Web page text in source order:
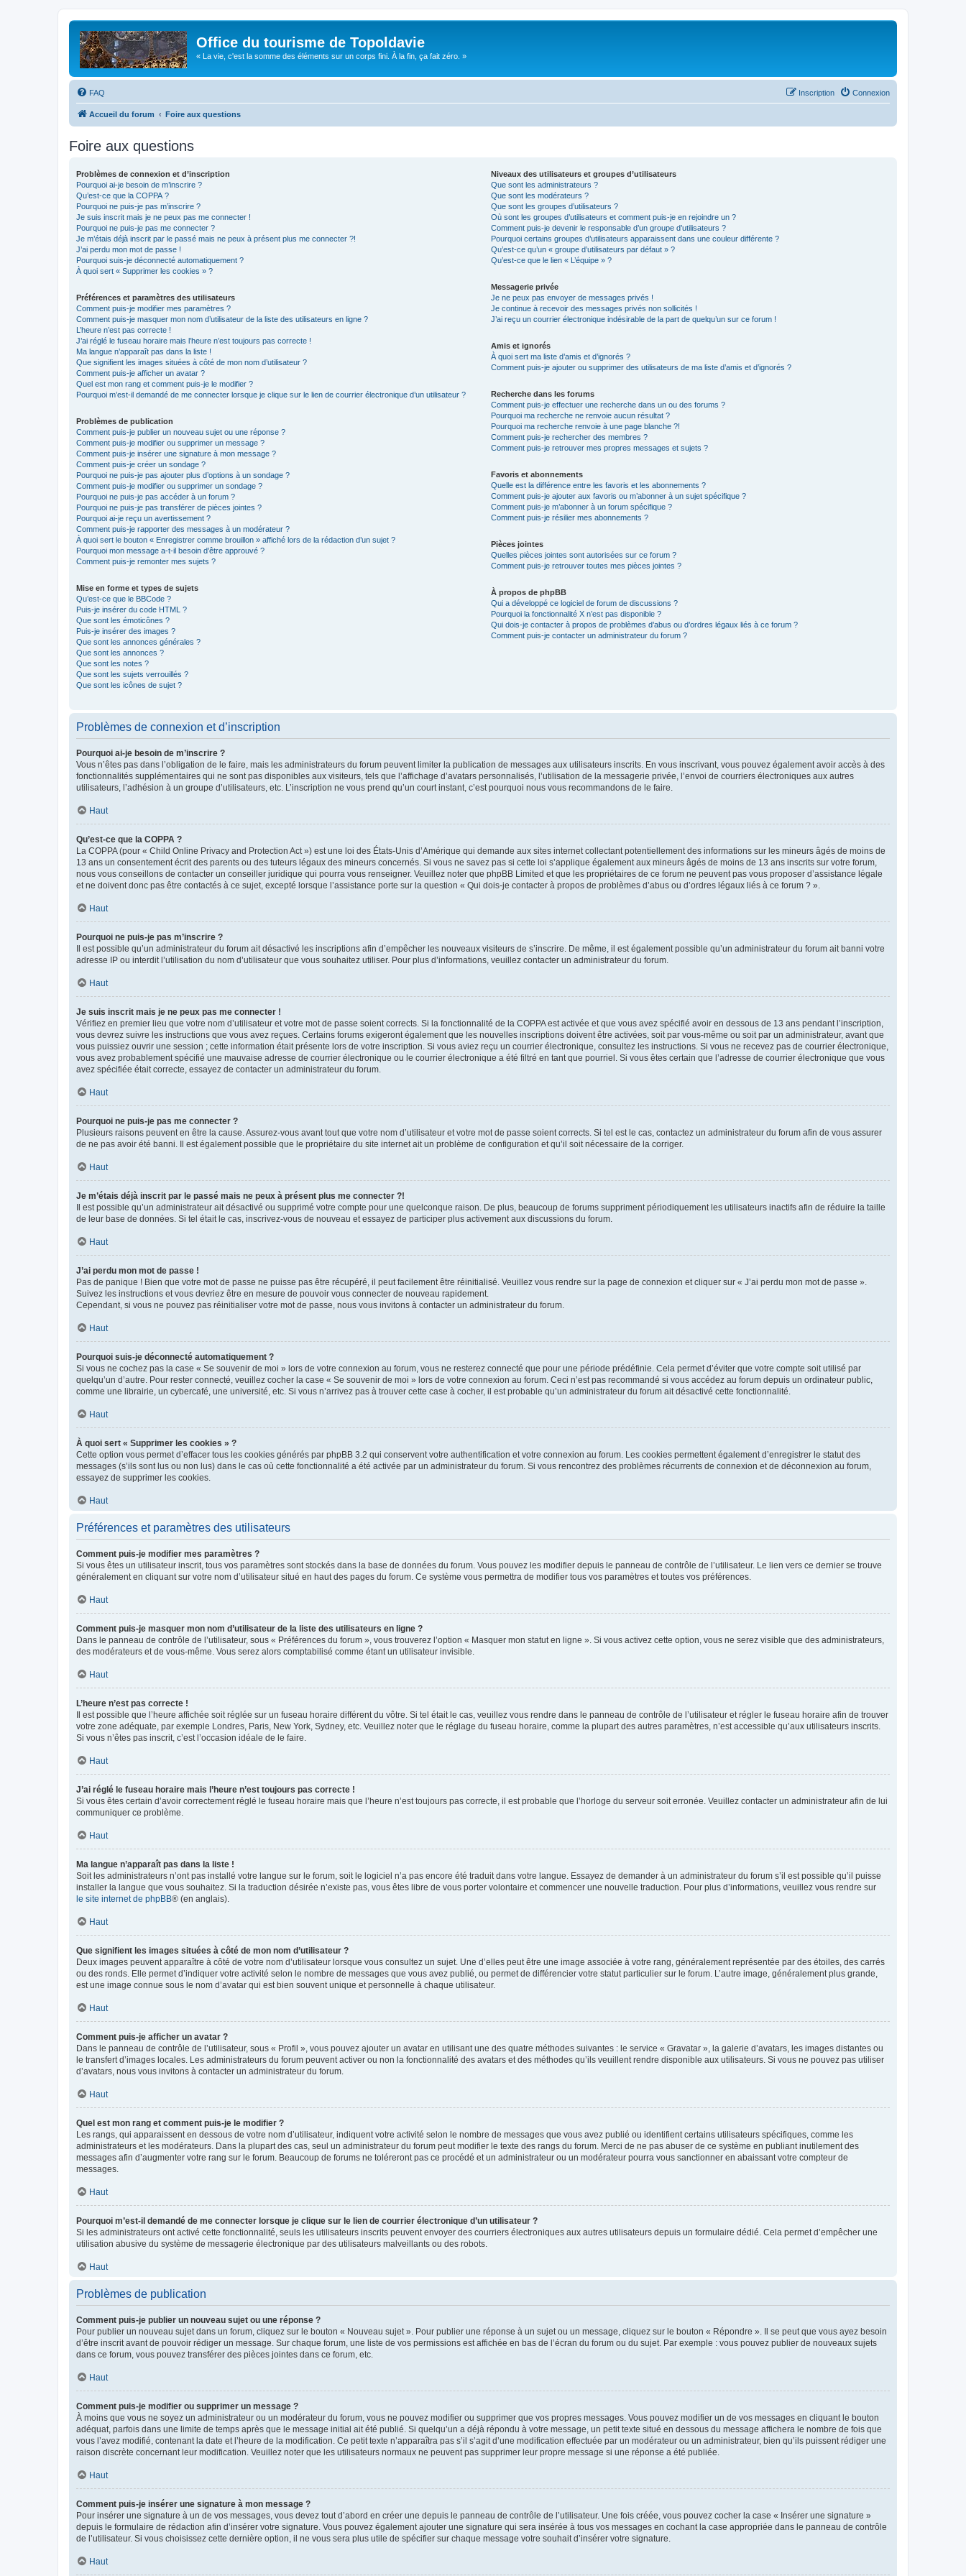
Office du tourisme de Topoldavie
« La vie, c'est la somme des éléments sur un corps fini. À la fin, ça fait zéro. »
FAQ Connexion
Inscription
Accueil du forum Foire aux questions
Foire aux questions
Problèmes de connexion et d’inscription
Pourquoi ai-je besoin de m’inscrire ?
Qu’est-ce que la COPPA ?
Pourquoi ne puis-je pas m’inscrire ?
Je suis inscrit mais je ne peux pas me connecter !
Pourquoi ne puis-je pas me connecter ?
Je m’étais déjà inscrit par le passé mais ne peux à présent plus me connecter ?!
J’ai perdu mon mot de passe !
Pourquoi suis-je déconnecté automatiquement ?
À quoi sert « Supprimer les cookies » ?
Préférences et paramètres des utilisateurs
Comment puis-je modifier mes paramètres ?
Comment puis-je masquer mon nom d’utilisateur de la liste des utilisateurs en ligne ?
L’heure n’est pas correcte !
J’ai réglé le fuseau horaire mais l’heure n’est toujours pas correcte !
Ma langue n’apparaît pas dans la liste !
Que signifient les images situées à côté de mon nom d’utilisateur ?
Comment puis-je afficher un avatar ?
Quel est mon rang et comment puis-je le modifier ?
Pourquoi m’est-il demandé de me connecter lorsque je clique sur le lien de courrier électronique d’un utilisateur ?
Problèmes de publication
Comment puis-je publier un nouveau sujet ou une réponse ?
Comment puis-je modifier ou supprimer un message ?
Comment puis-je insérer une signature à mon message ?
Comment puis-je créer un sondage ?
Pourquoi ne puis-je pas ajouter plus d’options à un sondage ?
Comment puis-je modifier ou supprimer un sondage ?
Pourquoi ne puis-je pas accéder à un forum ?
Pourquoi ne puis-je pas transférer de pièces jointes ?
Pourquoi ai-je reçu un avertissement ?
Comment puis-je rapporter des messages à un modérateur ?
À quoi sert le bouton « Enregistrer comme brouillon » affiché lors de la rédaction d’un sujet ?
Pourquoi mon message a-t-il besoin d’être approuvé ?
Comment puis-je remonter mes sujets ?
Mise en forme et types de sujets
Qu’est-ce que le BBCode ?
Puis-je insérer du code HTML ?
Que sont les émoticônes ?
Puis-je insérer des images ?
Que sont les annonces générales ?
Que sont les annonces ?
Que sont les notes ?
Que sont les sujets verrouillés ?
Que sont les icônes de sujet ?
Niveaux des utilisateurs et groupes d’utilisateurs
Que sont les administrateurs ?
Que sont les modérateurs ?
Que sont les groupes d’utilisateurs ?
Où sont les groupes d’utilisateurs et comment puis-je en rejoindre un ?
Comment puis-je devenir le responsable d’un groupe d’utilisateurs ?
Pourquoi certains groupes d’utilisateurs apparaissent dans une couleur différente ?
Qu’est-ce qu’un « groupe d’utilisateurs par défaut » ?
Qu’est-ce que le lien « L’équipe » ?
Messagerie privée
Je ne peux pas envoyer de messages privés !
Je continue à recevoir des messages privés non sollicités !
J’ai reçu un courrier électronique indésirable de la part de quelqu’un sur ce forum !
Amis et ignorés
À quoi sert ma liste d’amis et d’ignorés ?
Comment puis-je ajouter ou supprimer des utilisateurs de ma liste d’amis et d’ignorés ?
Recherche dans les forums
Comment puis-je effectuer une recherche dans un ou des forums ?
Pourquoi ma recherche ne renvoie aucun résultat ?
Pourquoi ma recherche renvoie à une page blanche ?!
Comment puis-je rechercher des membres ?
Comment puis-je retrouver mes propres messages et sujets ?
Favoris et abonnements
Quelle est la différence entre les favoris et les abonnements ?
Comment puis-je ajouter aux favoris ou m’abonner à un sujet spécifique ?
Comment puis-je m’abonner à un forum spécifique ?
Comment puis-je résilier mes abonnements ?
Pièces jointes
Quelles pièces jointes sont autorisées sur ce forum ?
Comment puis-je retrouver toutes mes pièces jointes ?
À propos de phpBB
Qui a développé ce logiciel de forum de discussions ?
Pourquoi la fonctionnalité X n’est pas disponible ?
Qui dois-je contacter à propos de problèmes d’abus ou d’ordres légaux liés à ce forum ?
Comment puis-je contacter un administrateur du forum ?
Problèmes de connexion et d’inscription
Pourquoi ai-je besoin de m’inscrire ?
Vous n’êtes pas dans l’obligation de le faire, mais les administrateurs du forum peuvent limiter la publication de messages aux utilisateurs inscrits. En vous inscrivant, vous pouvez également avoir accès à des
fonctionnalités supplémentaires qui ne sont pas disponibles aux visiteurs, tels que l’affichage d’avatars personnalisés, l’utilisation de la messagerie privée, l’envoi de courriers électroniques aux autres
utilisateurs, l’adhésion à un groupe d’utilisateurs, etc. L’inscription ne vous prend qu’un court instant, c’est pourquoi nous vous recommandons de le faire.
Haut
Qu’est-ce que la COPPA ?
La COPPA (pour « Child Online Privacy and Protection Act ») est une loi des États-Unis d’Amérique qui demande aux sites internet collectant potentiellement des informations sur les mineurs âgés de moins de
13 ans un consentement écrit des parents ou des tuteurs légaux des mineurs concernés. Si vous ne savez pas si cette loi s’applique également aux mineurs âgés de moins de 13 ans inscrits sur votre forum,
nous vous conseillons de contacter un conseiller juridique qui pourra vous renseigner. Veuillez noter que phpBB Limited et que les propriétaires de ce forum ne peuvent pas vous proposer d’assistance légale
et ne doivent donc pas être contactés à ce sujet, excepté lorsque l’assistance porte sur la question « Qui dois-je contacter à propos de problèmes d’abus ou d’ordres légaux liés à ce forum ? ».
Haut
Pourquoi ne puis-je pas m’inscrire ?
Il est possible qu’un administrateur du forum ait désactivé les inscriptions afin d’empêcher les nouveaux visiteurs de s’inscrire. De même, il est également possible qu’un administrateur du forum ait banni votre
adresse IP ou interdit l’utilisation du nom d’utilisateur que vous souhaitez utiliser. Pour plus d’informations, veuillez contacter un administrateur du forum.
Haut
Je suis inscrit mais je ne peux pas me connecter !
Vérifiez en premier lieu que votre nom d’utilisateur et votre mot de passe soient corrects. Si la fonctionnalité de la COPPA est activée et que vous avez spécifié avoir en dessous de 13 ans pendant l’inscription,
vous devrez suivre les instructions que vous avez reçues. Certains forums exigeront également que les nouvelles inscriptions doivent être activées, soit par vous-même ou soit par un administrateur, avant que
vous puissiez ouvrir une session ; cette information était présente lors de votre inscription. Si vous aviez reçu un courrier électronique, consultez les instructions. Si vous ne recevez pas de courrier électronique,
vous avez probablement spécifié une mauvaise adresse de courrier électronique ou le courrier électronique a été filtré en tant que pourriel. Si vous êtes certain que l’adresse de courrier électronique que vous
avez spécifiée était correcte, essayez de contacter un administrateur du forum.
Haut
Pourquoi ne puis-je pas me connecter ?
Plusieurs raisons peuvent en être la cause. Assurez-vous avant tout que votre nom d’utilisateur et votre mot de passe soient corrects. Si tel est le cas, contactez un administrateur du forum afin de vous assurer
de ne pas avoir été banni. Il est également possible que le propriétaire du site internet ait un problème de configuration et qu’il soit nécessaire de la corriger.
Haut
Je m’étais déjà inscrit par le passé mais ne peux à présent plus me connecter ?!
Il est possible qu’un administrateur ait désactivé ou supprimé votre compte pour une quelconque raison. De plus, beaucoup de forums suppriment périodiquement les utilisateurs inactifs afin de réduire la taille
de leur base de données. Si tel était le cas, inscrivez-vous de nouveau et essayez de participer plus activement aux discussions du forum.
Haut
J’ai perdu mon mot de passe !
Pas de panique ! Bien que votre mot de passe ne puisse pas être récupéré, il peut facilement être réinitialisé. Veuillez vous rendre sur la page de connexion et cliquer sur « J’ai perdu mon mot de passe ».
Suivez les instructions et vous devriez être en mesure de pouvoir vous connecter de nouveau rapidement.
Cependant, si vous ne pouvez pas réinitialiser votre mot de passe, nous vous invitons à contacter un administrateur du forum.
Haut
Pourquoi suis-je déconnecté automatiquement ?
Si vous ne cochez pas la case « Se souvenir de moi » lors de votre connexion au forum, vous ne resterez connecté que pour une période prédéfinie. Cela permet d’éviter que votre compte soit utilisé par
quelqu’un d’autre. Pour rester connecté, veuillez cocher la case « Se souvenir de moi » lors de votre connexion au forum. Ceci n’est pas recommandé si vous accédez au forum depuis un ordinateur public,
comme une librairie, un cybercafé, une université, etc. Si vous n’arrivez pas à trouver cette case à cocher, il est probable qu’un administrateur du forum ait désactivé cette fonctionnalité.
Haut
À quoi sert « Supprimer les cookies » ?
Cette option vous permet d’effacer tous les cookies générés par phpBB 3.2 qui conservent votre authentification et votre connexion au forum. Les cookies permettent également d’enregistrer le statut des
messages (s’ils sont lus ou non lus) dans le cas où cette fonctionnalité a été activée par un administrateur du forum. Si vous rencontrez des problèmes récurrents de connexion et de déconnexion au forum,
essayez de supprimer les cookies.
Haut
Préférences et paramètres des utilisateurs
Comment puis-je modifier mes paramètres ?
Si vous êtes un utilisateur inscrit, tous vos paramètres sont stockés dans la base de données du forum. Vous pouvez les modifier depuis le panneau de contrôle de l’utilisateur. Le lien vers ce dernier se trouve
généralement en cliquant sur votre nom d’utilisateur situé en haut des pages du forum. Ce système vous permettra de modifier tous vos paramètres et toutes vos préférences.
Haut
Comment puis-je masquer mon nom d’utilisateur de la liste des utilisateurs en ligne ?
Dans le panneau de contrôle de l’utilisateur, sous « Préférences du forum », vous trouverez l’option « Masquer mon statut en ligne ». Si vous activez cette option, vous ne serez visible que des administrateurs,
des modérateurs et de vous-même. Vous serez alors comptabilisé comme étant un utilisateur invisible.
Haut
L’heure n’est pas correcte !
Il est possible que l’heure affichée soit réglée sur un fuseau horaire différent du vôtre. Si tel était le cas, veuillez vous rendre dans le panneau de contrôle de l’utilisateur et régler le fuseau horaire afin de trouver
votre zone adéquate, par exemple Londres, Paris, New York, Sydney, etc. Veuillez noter que le réglage du fuseau horaire, comme la plupart des autres paramètres, n’est accessible qu’aux utilisateurs inscrits.
Si vous n’êtes pas inscrit, c’est l’occasion idéale de le faire.
Haut
J’ai réglé le fuseau horaire mais l’heure n’est toujours pas correcte !
Si vous êtes certain d’avoir correctement réglé le fuseau horaire mais que l’heure n’est toujours pas correcte, il est probable que l’horloge du serveur soit erronée. Veuillez contacter un administrateur afin de lui
communiquer ce problème.
Haut
Ma langue n’apparaît pas dans la liste !
Soit les administrateurs n’ont pas installé votre langue sur le forum, soit le logiciel n’a pas encore été traduit dans votre langue. Essayez de demander à un administrateur du forum s’il est possible qu’il puisse
installer la langue que vous souhaitez. Si la traduction désirée n’existe pas, vous êtes libre de vous porter volontaire et commencer une nouvelle traduction. Pour plus d’informations, veuillez vous rendre sur
le site internet de phpBB® (en anglais).
Haut
Que signifient les images situées à côté de mon nom d’utilisateur ?
Deux images peuvent apparaître à côté de votre nom d’utilisateur lorsque vous consultez un sujet. Une d’elles peut être une image associée à votre rang, généralement représentée par des étoiles, des carrés
ou des ronds. Elle permet d’indiquer votre activité selon le nombre de messages que vous avez publié, ou permet de différencier votre statut particulier sur le forum. L’autre image, généralement plus grande,
est une image connue sous le nom d’avatar qui est bien souvent unique et personnelle à chaque utilisateur.
Haut
Comment puis-je afficher un avatar ?
Dans le panneau de contrôle de l’utilisateur, sous « Profil », vous pouvez ajouter un avatar en utilisant une des quatre méthodes suivantes : le service « Gravatar », la galerie d’avatars, les images distantes ou
le transfert d’images locales. Les administrateurs du forum peuvent activer ou non la fonctionnalité des avatars et des méthodes qu’ils veuillent rendre disponible aux utilisateurs. Si vous ne pouvez pas utiliser
d’avatars, nous vous invitons à contacter un administrateur du forum.
Haut
Quel est mon rang et comment puis-je le modifier ?
Les rangs, qui apparaissent en dessous de votre nom d’utilisateur, indiquent votre activité selon le nombre de messages que vous avez publié ou identifient certains utilisateurs spécifiques, comme les
administrateurs et les modérateurs. Dans la plupart des cas, seul un administrateur du forum peut modifier le texte des rangs du forum. Merci de ne pas abuser de ce système en publiant inutilement des
messages afin d’augmenter votre rang sur le forum. Beaucoup de forums ne toléreront pas ce procédé et un administrateur ou un modérateur pourra vous sanctionner en abaissant votre compteur de
messages.
Haut
Pourquoi m’est-il demandé de me connecter lorsque je clique sur le lien de courrier électronique d’un utilisateur ?
Si les administrateurs ont activé cette fonctionnalité, seuls les utilisateurs inscrits peuvent envoyer des courriers électroniques aux autres utilisateurs depuis un formulaire dédié. Cela permet d’empêcher une
utilisation abusive du système de messagerie électronique par des utilisateurs malveillants ou des robots.
Haut
Problèmes de publication
Comment puis-je publier un nouveau sujet ou une réponse ?
Pour publier un nouveau sujet dans un forum, cliquez sur le bouton « Nouveau sujet ». Pour publier une réponse à un sujet ou un message, cliquez sur le bouton « Répondre ». Il se peut que vous ayez besoin
d’être inscrit avant de pouvoir rédiger un message. Sur chaque forum, une liste de vos permissions est affichée en bas de l’écran du forum ou du sujet. Par exemple : vous pouvez publier de nouveaux sujets
dans ce forum, vous pouvez transférer des pièces jointes dans ce forum, etc.
Haut
Comment puis-je modifier ou supprimer un message ?
À moins que vous ne soyez un administrateur ou un modérateur du forum, vous ne pouvez modifier ou supprimer que vos propres messages. Vous pouvez modifier un de vos messages en cliquant le bouton
adéquat, parfois dans une limite de temps après que le message initial ait été publié. Si quelqu’un a déjà répondu à votre message, un petit texte situé en dessous du message affichera le nombre de fois que
vous l’avez modifié, contenant la date et l’heure de la modification. Ce petit texte n’apparaîtra pas s’il s’agit d’une modification effectuée par un modérateur ou un administrateur, bien qu’ils puissent rédiger une
raison discrète concernant leur modification. Veuillez noter que les utilisateurs normaux ne peuvent pas supprimer leur propre message si une réponse a été publiée.
Haut
Comment puis-je insérer une signature à mon message ?
Pour insérer une signature à un de vos messages, vous devez tout d’abord en créer une depuis le panneau de contrôle de l’utilisateur. Une fois créée, vous pouvez cocher la case « Insérer une signature »
depuis le formulaire de rédaction afin d’insérer votre signature. Vous pouvez également ajouter une signature qui sera insérée à tous vos messages en cochant la case appropriée dans le panneau de contrôle
de l’utilisateur. Si vous choisissez cette dernière option, il ne vous sera plus utile de spécifier sur chaque message votre souhait d’insérer votre signature.
Haut